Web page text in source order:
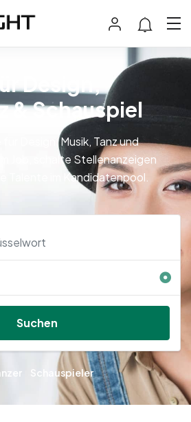
Design,
& Schauspiel
für Design, Musik, Tanz und
Job, schalte Stellenanzeigen
Talente im Kandidatenpool.
Suchen
Schauspieler